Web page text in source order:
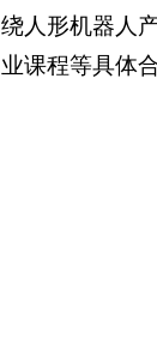
绕人形机器人
业课程等具体